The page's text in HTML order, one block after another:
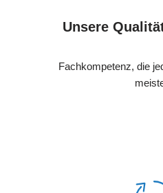
Unsere
Fachkompetenz, die